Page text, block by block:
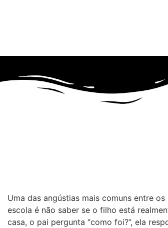
Uma das angústias mais comuns entre
escola é não saber se o filho está
casa, o pai pergunta “como foi?”, ela